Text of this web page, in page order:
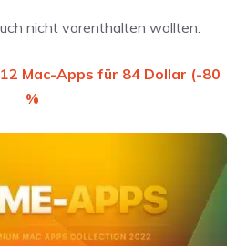
nicht vorenthalten wollten:
Mac-Apps für 84 Dollar (-80
%